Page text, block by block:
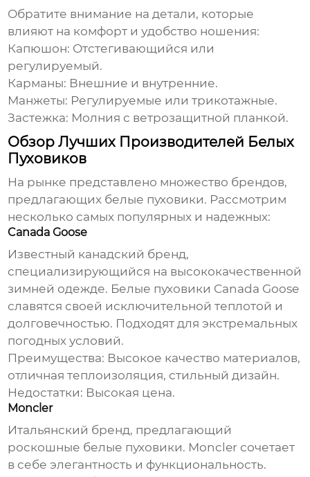
Обратите внимание на детали, которые
влияют на комфорт и удобство ношения:
Капюшон: Отстегивающийся или
регулируемый.
Карманы: Внешние и внутренние.
Манжеты: Регулируемые или трикотажные.
Застежка: Молния с ветрозащитной планкой.
Обзор Лучших Производителей Белых
Пуховиков
На рынке представлено множество брендов,
предлагающих белые пуховики. Рассмотрим
несколько самых популярных и надежных:
Canada Goose
Известный канадский бренд,
специализирующийся на высококачественной
зимней одежде. Белые пуховики Canada Goose
славятся своей исключительной теплотой и
долговечностью. Подходят для экстремальных
погодных условий.
Преимущества: Высокое качество материалов,
отличная теплоизоляция, стильный дизайн.
Недостатки: Высокая цена.
Moncler
Итальянский бренд, предлагающий
роскошные белые пуховики. Moncler сочетает
в себе элегантность и функциональность.